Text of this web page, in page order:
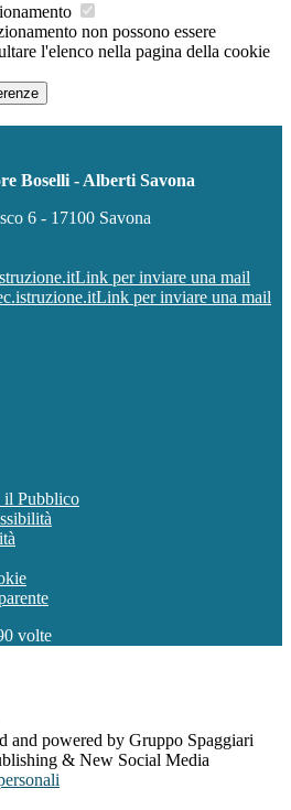
non possono essere
l'elenco nella pagina della cookie
Boselli - Alberti Savona
6 - 17100 Savona
Link per inviare una mail
Link per inviare una mail
Pubblico
volte
and powered by Gruppo Spaggiari
& New Social Media